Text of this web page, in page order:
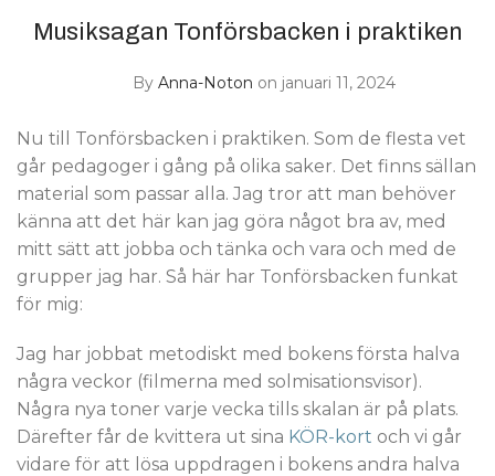
Musiksagan Tonförsbacken i praktiken
By Anna-Noton on januari 11, 2024
Nu till Tonförsbacken i praktiken. Som de flesta vet
går pedagoger i gång på olika saker. Det finns sällan
material som passar alla. Jag tror att man behöver
känna att det här kan jag göra något bra av, med
mitt sätt att jobba och tänka och vara och med de
grupper jag har. Så här har Tonförsbacken funkat
för mig:
Jag har jobbat metodiskt med bokens första halva
några veckor (filmerna med solmisationsvisor).
Några nya toner varje vecka tills skalan är på plats.
Därefter får de kvittera ut sina KÖR-kort och vi går
vidare för att lösa uppdragen i bokens andra halva